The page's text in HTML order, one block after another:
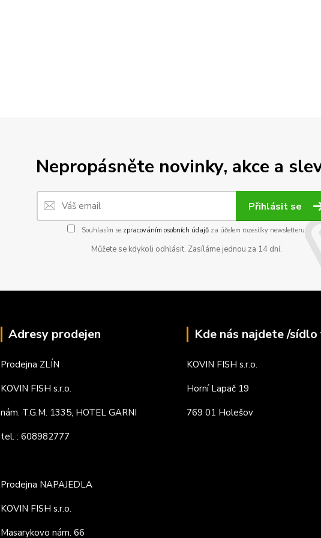
Nepropásněte novinky, akce a
Přihlásit se
Souhlasím se zpracováním osobních údajůza účelem rozesílky newsletteru.
Můžete se kdykoli odhlásit. Zasíláme jednou za 14 dní.
Adresy prodejen
Prodejna ZLÍN
KOVIN FISH s.r.o.
nám. T.G.M. 1335, HOTEL GARNI
tel. : 608982777
Prodejna NAPAJEDLA
KOVIN FISH s.r.o.
Masarykovo nám. 66
Kde nás najdete /
KOVIN FISH s.r.o.
Horní Lapač 19
769 01 Holešov